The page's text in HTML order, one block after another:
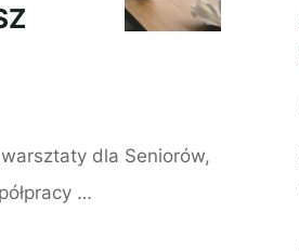
dla Seniorów,
…